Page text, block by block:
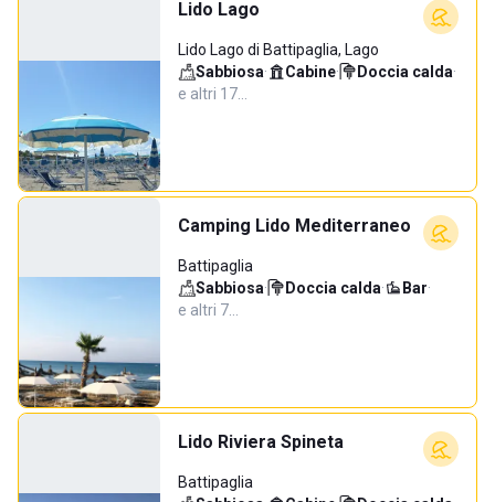
Lido Lago
Lido Lago di Battipaglia, Lago
Sabbiosa· Cabine· Doccia calda·
e altri 17…
Camping Lido Mediterraneo
Battipaglia
Sabbiosa· Doccia calda· Bar·
e altri 7…
Lido Riviera Spineta
Battipaglia